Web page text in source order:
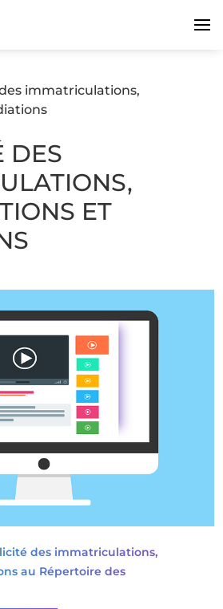
immatriculations,
DES
ET
des immatriculations,
au Répertoire des